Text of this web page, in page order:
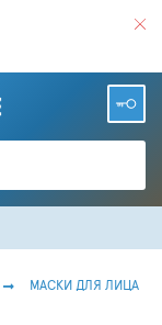
МАСКИ ДЛЯ ЛИЦА